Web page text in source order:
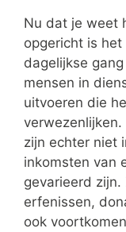
Nu dat je weet
opgericht is
dagelijkse
mensen in
uitvoeren die
zijn echter niet
inkomsten van
gevarieerd
erfenissen,
ook